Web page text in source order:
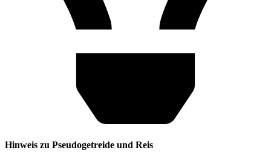
Hinweis zu Pseudogetreide und Reis